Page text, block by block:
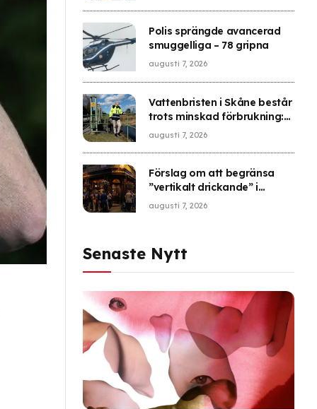
Polis sprängde avancerad
smuggelliga – 78 gripna
augusti 7, 2026
Vattenbristen i Skåne består
trots minskad förbrukning:
”Fortsatt allvarligt läge”
augusti 7, 2026
Förslag om att begränsa
”vertikalt drickande” i
London
augusti 7, 2026
Senaste Nytt